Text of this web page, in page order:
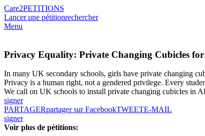
Care2PETITIONS
Lancer une pétitionrechercher
Menu
Privacy Equality: Private Changing Cubicles
In many UK secondary schools, girls have private changing
Privacy is a human right, not a gendered privilege. Every
We call on UK schools to install private changing cubicles in
signer
PARTAGERpartager sur FacebookTWEETE-MAIL
signer
Voir plus de pétitions: